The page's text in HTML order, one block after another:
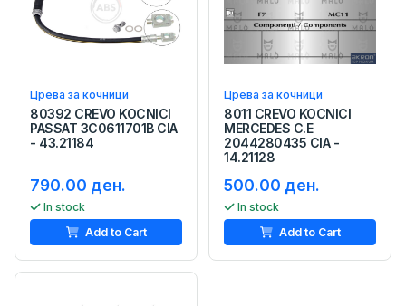
Црева за кочници
80392 CREVO KOCNICI
PASSAT 3C0611701B CIA
- 43.21184
790.00 ден.
In stock
Add to Cart
Црева за кочници
8011 CREVO KOCNICI
MERCEDES C.E
2044280435 CIA -
14.21128
500.00 ден.
In stock
Add to Cart